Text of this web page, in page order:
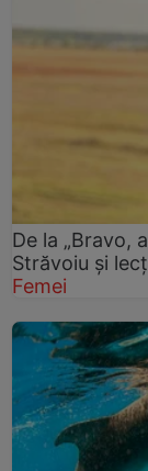
De la „Bravo,
Străvoiu și
Femei